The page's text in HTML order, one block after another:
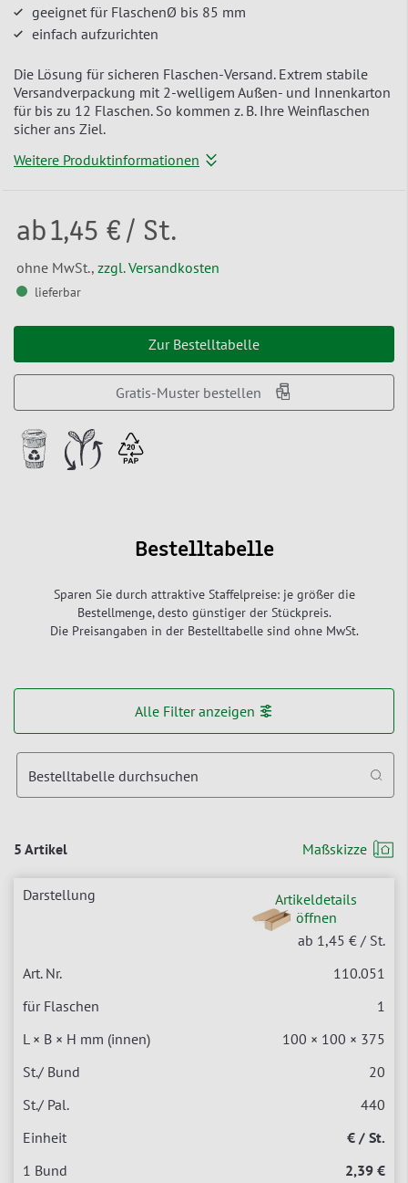
geeignet für FlaschenØ bis 85 mm
einfach aufzurichten
Die Lösung für sicheren Flaschen-Versand. Extrem stabile
Versandverpackung mit 2-welligem Außen- und Innenkarton
für bis zu 12 Flaschen. So kommen z. B. Ihre Weinflaschen
sicher ans Ziel.
Weitere Produktinformationen
ab1,45 € / St.
ohne MwSt., zzgl. Versandkosten
lieferbar
Zur Bestelltabelle
Gratis-Muster bestellen
Bestelltabelle
Sparen Sie durch attraktive Staffelpreise: je größer die
Bestellmenge, desto günstiger der Stückpreis.
Die Preisangaben in der Bestelltabelle sind ohne MwSt.
Alle Filter anzeigen
5 Artikel Maßskizze
Bestelltabelle durchsuchen
Artikeldetails
öffnen
ab 1,45 € / St.
110.051
1
100 × 100 × 375
20
440
€ / St.
2,39 €